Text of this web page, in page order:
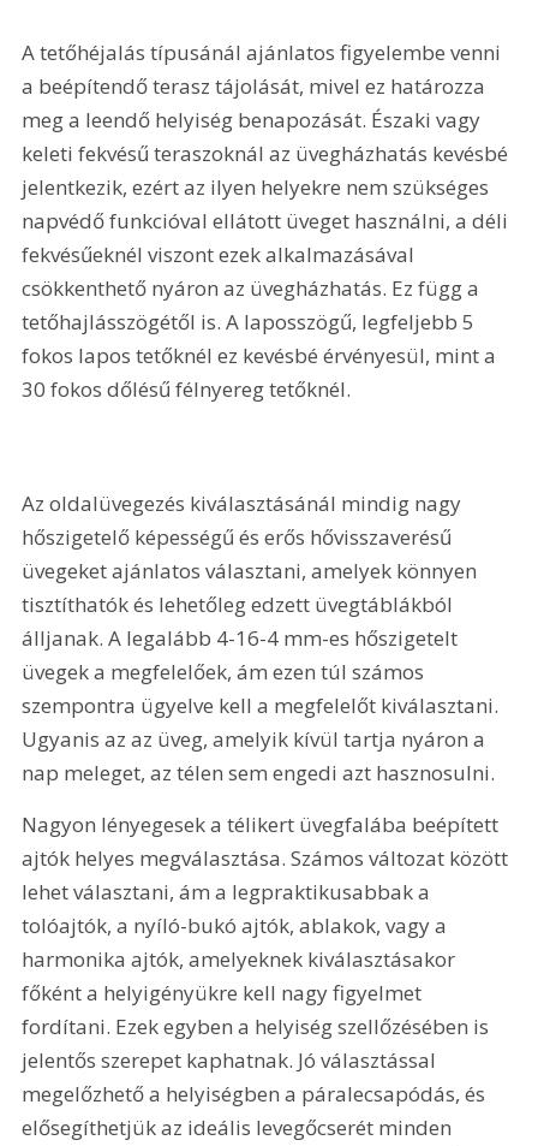
A tetőhéjalás típusánál ajánlatos figyelembe venni
a beépítendő terasz tájolását, mivel ez határozza
meg a leendő helyiség benapozását. Északi vagy
keleti fekvésű teraszoknál az üvegházhatás kevésbé
jelentkezik, ezért az ilyen helyekre nem szükséges
napvédő funkcióval ellátott üveget használni, a déli
fekvésűeknél viszont ezek alkalmazásával
csökkenthető nyáron az üvegházhatás. Ez függ a
tetőhajlásszögétől is. A laposszögű, legfeljebb 5
fokos lapos tetőknél ez kevésbé érvényesül, mint a
30 fokos dőlésű félnyereg tetőknél.
Az oldalüvegezés kiválasztásánál mindig nagy
hőszigetelő képességű és erős hővisszaverésű
üvegeket ajánlatos választani, amelyek könnyen
tisztíthatók és lehetőleg edzett üvegtáblákból
álljanak. A legalább 4-16-4 mm-es hőszigetelt
üvegek a megfelelőek, ám ezen túl számos
szempontra ügyelve kell a megfelelőt kiválasztani.
Ugyanis az az üveg, amelyik kívül tartja nyáron a
nap meleget, az télen sem engedi azt hasznosulni.
Nagyon lényegesek a télikert üvegfalába beépített
ajtók helyes megválasztása. Számos változat között
lehet választani, ám a legpraktikusabbak a
tolóajtók, a nyíló-bukó ajtók, ablakok, vagy a
harmonika ajtók, amelyeknek kiválasztásakor
főként a helyigényükre kell nagy figyelmet
fordítani. Ezek egyben a helyiség szellőzésében is
jelentős szerepet kaphatnak. Jó választással
megelőzhető a helyiségben a páralecsapódás, és
elősegíthetjük az ideális levegőcserét minden